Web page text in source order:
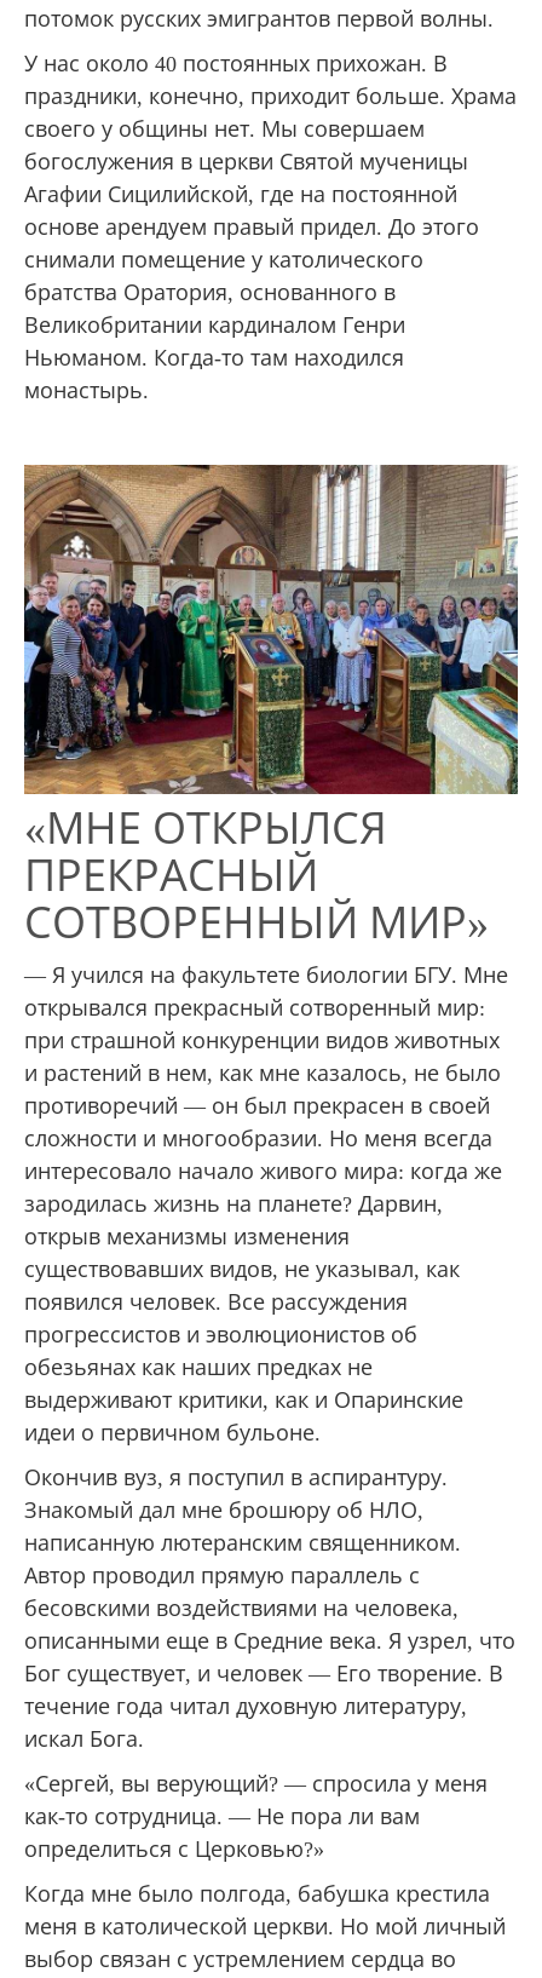
потомок русских эмигрантов первой волны.
У нас около 40 постоянных прихожан. В
праздники, конечно, приходит больше. Храма
своего у общины нет. Мы совершаем
богослужения в церкви Святой мученицы
Агафии Сицилийской, где на постоянной
основе арендуем правый придел. До этого
снимали помещение у католического
братства Оратория, основанного в
Великобритании кардиналом Генри
Ньюманом. Когда-то там находился
монастырь.
«МНЕ ОТКРЫЛСЯ
ПРЕКРАСНЫЙ
СОТВОРЕННЫЙ МИР»
— Я учился на факультете биологии БГУ. Мне
открывался прекрасный сотворенный мир:
при страшной конкуренции видов животных
и растений в нем, как мне казалось, не было
противоречий — он был прекрасен в своей
сложности и многообразии. Но меня всегда
интересовало начало живого мира: когда же
зародилась жизнь на планете? Дарвин,
открыв механизмы изменения
существовавших видов, не указывал, как
появился человек. Все рассуждения
прогрессистов и эволюционистов об
обезьянах как наших предках не
выдерживают критики, как и Опаринские
идеи о первичном бульоне.
Окончив вуз, я поступил в аспирантуру.
Знакомый дал мне брошюру об НЛО,
написанную лютеранским священником.
Автор проводил прямую параллель с
бесовскими воздействиями на человека,
описанными еще в Средние века. Я узрел, что
Бог существует, и человек — Его творение. В
течение года читал духовную литературу,
искал Бога.
«Сергей, вы верующий? — спросила у меня
как-то сотрудница. — Не пора ли вам
определиться с Церковью?»
Когда мне было полгода, бабушка крестила
меня в католической церкви. Но мой личный
выбор связан с устремлением сердца во